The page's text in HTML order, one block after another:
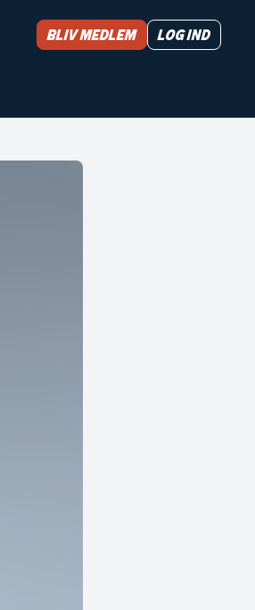
Bliv medlem Log ind